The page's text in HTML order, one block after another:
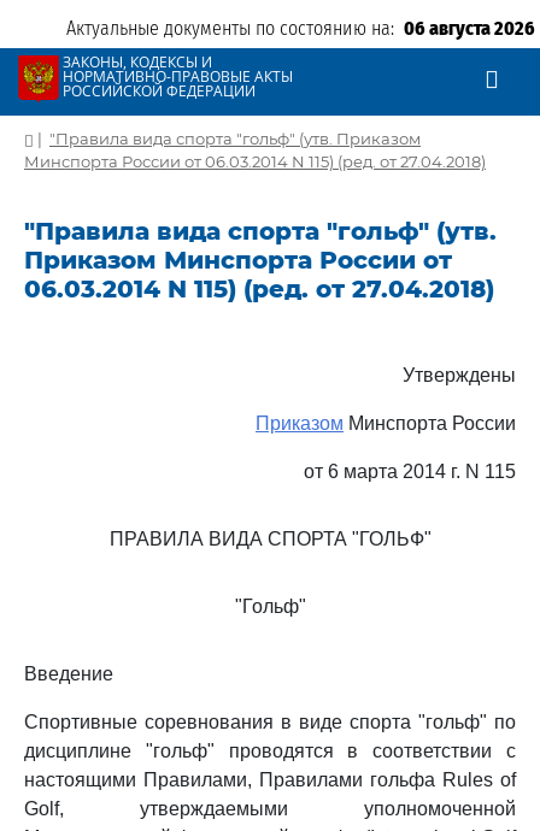
Актуальные документы по состоянию на: 06 августа 2026
ЗАКОНЫ, КОДЕКСЫ И
НОРМАТИВНО-ПРАВОВЫЕ АКТЫ
РОССИЙСКОЙ ФЕДЕРАЦИИ
| "Правила вида спорта "гольф" (утв. Приказом
Минспорта России от 06.03.2014 N 115) (ред. от 27.04.2018)
"Правила вида спорта "гольф" (утв.
Приказом Минспорта России от
06.03.2014 N 115) (ред. от 27.04.2018)
Утверждены
Приказом Минспорта России
от 6 марта 2014 г. N 115
ПРАВИЛА ВИДА СПОРТА "ГОЛЬФ"
"Гольф"
Введение
Спортивные соревнования в виде спорта "гольф" по
дисциплине "гольф" проводятся в соответствии с
настоящими Правилами, Правилами гольфа Rules of
Golf, утверждаемыми уполномоченной